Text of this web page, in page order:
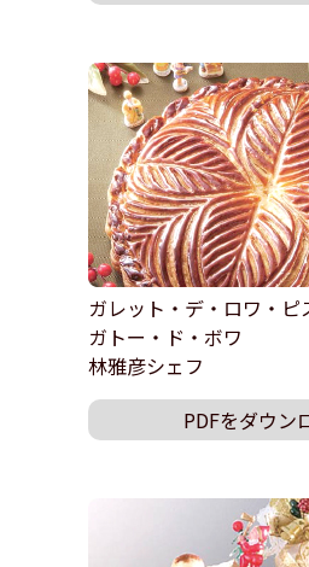
ガレット・デ・ロワ・ピ
ガトー・ド・ボワ
林雅彦シェフ
PDFをダウン